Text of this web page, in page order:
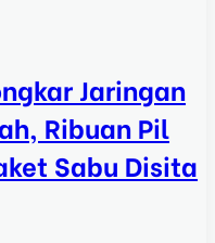
Jaringan
Ribuan Pil
Sabu Disita